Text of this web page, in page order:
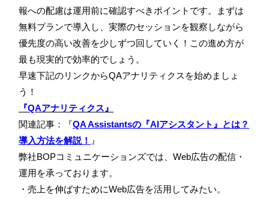
報への配慮は運用前に確認すべきポイントです。まずは
無料プランで導入し、実際のセッションを観察しながら
優先度の高い改善を少しずつ回していく！この進め方が
最も現実的で効率的でしょう。
早速下記のリンクからQAアナリティクスを始めましょ
う！
『QAアナリティクス』
関連記事：『QA Assistantsの『AIアシスタント』とは？
導入方法を解説！ 』
弊社BOPコミュニケーションズでは、Web広告の配信・
運用を承っております。
・売上を伸ばすためにWeb広告を活用してみたい。